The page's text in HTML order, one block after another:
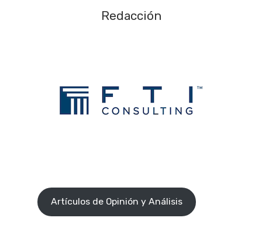
Redacción
Artículos de Opinión y Análisis